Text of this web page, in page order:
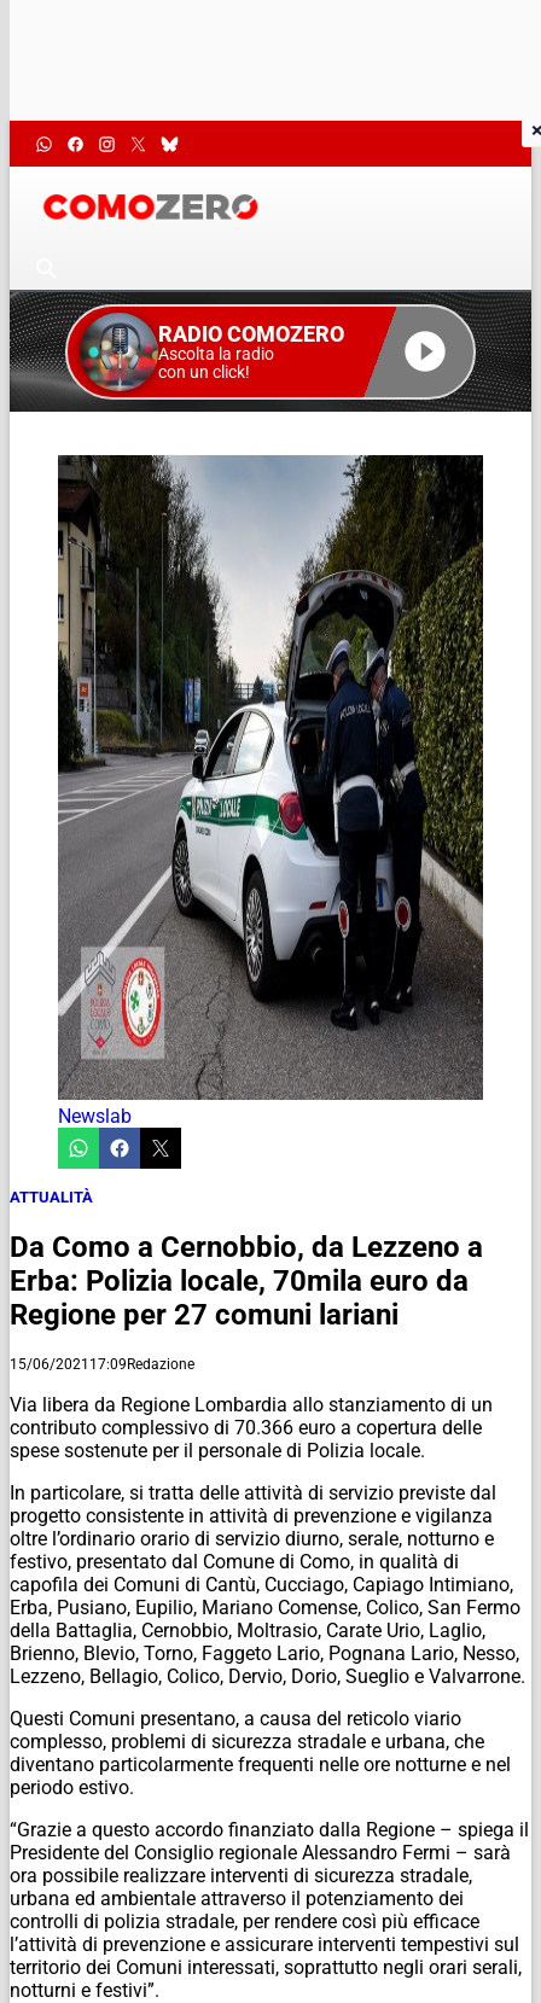
RADIO COMOZERO
Ascolta la radio
con un click!
Newslab
ATTUALITÀ
Da Como a Cernobbio, da Lezzeno a
Erba: Polizia locale, 70mila euro da
Regione per 27 comuni lariani
15/06/2021 17:09Redazione
Via libera da Regione Lombardia allo stanziamento di un
contributo complessivo di 70.366 euro a copertura delle
spese sostenute per il personale di Polizia locale.
In particolare, si tratta delle attività di servizio previste dal
progetto consistente in attività di prevenzione e vigilanza
oltre l’ordinario orario di servizio diurno, serale, notturno e
festivo, presentato dal Comune di Como, in qualità di
capofila dei Comuni di Cantù, Cucciago, Capiago Intimiano,
Erba, Pusiano, Eupilio, Mariano Comense, Colico, San Fermo
della Battaglia, Cernobbio, Moltrasio, Carate Urio, Laglio,
Brienno, Blevio, Torno, Faggeto Lario, Pognana Lario, Nesso,
Lezzeno, Bellagio, Colico, Dervio, Dorio, Sueglio e Valvarrone.
Questi Comuni presentano, a causa del reticolo viario
complesso, problemi di sicurezza stradale e urbana, che
diventano particolarmente frequenti nelle ore notturne e nel
periodo estivo.
“Grazie a questo accordo finanziato dalla Regione – spiega il
Presidente del Consiglio regionale Alessandro Fermi – sarà
ora possibile realizzare interventi di sicurezza stradale,
urbana ed ambientale attraverso il potenziamento dei
controlli di polizia stradale, per rendere così più efficace
l’attività di prevenzione e assicurare interventi tempestivi sul
territorio dei Comuni interessati, soprattutto negli orari serali,
notturni e festivi”.